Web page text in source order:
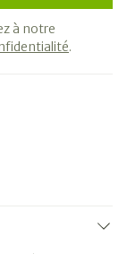
à notre
.